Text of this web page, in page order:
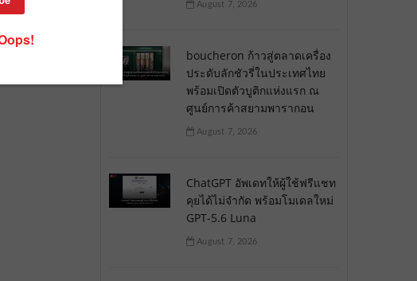
August 7, 2026
boucheron ก้าวสู่ตลาดเครื่อง
ประดับลักชัวรี่ในประเทศไทย
พร้อมเปิดตัวบูติกแห่งแรก ณ
ศูนย์การค้าสยามพารากอน
August 7, 2026
ChatGPT อัพเดทให้ผู้ใช้ฟรีแชท
คุยได้ไม่จำกัด พร้อมโมเดลใหม่
GPT-5.6 Luna
August 7, 2026